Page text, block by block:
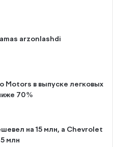
arzonlashdi
Motors в выпуске легковых
70%
на 15 млн, а Chevrolet
млн